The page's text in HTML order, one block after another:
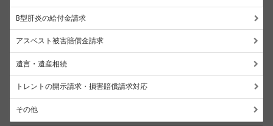
B型肝炎の給付金請求
アスベスト被害賠償金請求
遺言・遺産相続
トレントの開示請求・損害賠償請求対応
その他